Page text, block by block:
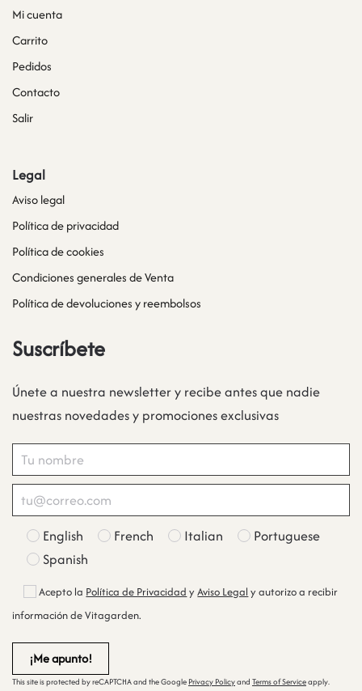
Mi cuenta
Carrito
Pedidos
Contacto
Salir
Legal
Aviso legal
Política de privacidad
Política de cookies
Condiciones generales de Venta
Política de devoluciones y reembolsos
Suscríbete
Únete a nuestra newsletter y recibe antes que nadie
nuestras novedades y promociones exclusivas
English French Italian
Portuguese
Spanish
Acepto la Política de Privacidad yAviso Legal y autorizo a recibir
información de Vitagarden.
This site is protected by reCAPTCHA and the Google Privacy Policyand Terms of Serviceapply.